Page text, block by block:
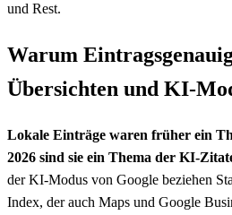
und Rest.
Warum
Übersichten und KI-
Lokale Einträge waren früher ein
2026 sind sie ein Thema der KI-
der KI-Modus von Google beziehen
Index, der auch Maps und Google